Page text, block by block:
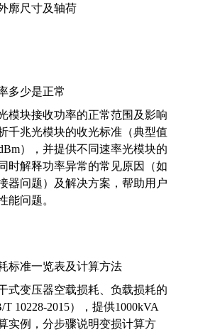
廓尺寸及轴荷
多少是正常
模块接收功率的正常范围及影响
千兆光模块的收光标准（典型值
），并提供不同速率光模块的
时解释功率异常的常见原因（如
器问题）及解决方案，帮助用户
能问题。
标准一览表及计算方法
式变压器空载损耗、负载损耗的
10228-2015），提供1000kVA
实例，分步骤说明变损计算方